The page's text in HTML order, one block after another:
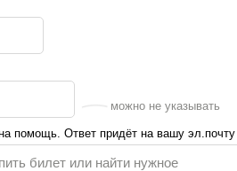
можно не указывать
помощь. Ответ придёт на вашу эл.почту